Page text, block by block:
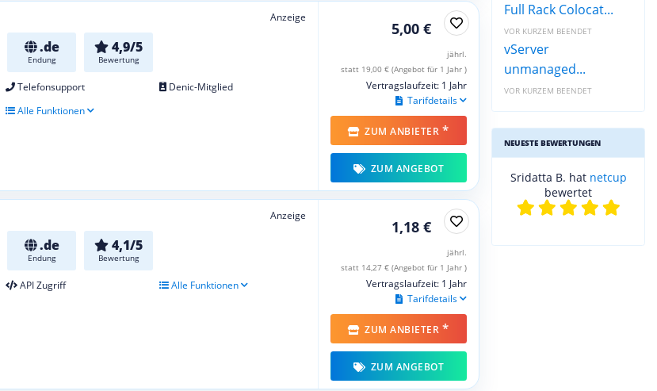
Anzeige
.de
Endung
4,9/5
Bewertung
Telefonsupport
Denic-Mitglied
Alle Funktionen
5,00 €
jährl.
statt 19,00 € (Angebot für 1 Jahr )
Vertragslaufzeit: 1 Jahr
Tarifdetails
ZUM ANBIETER *
ZUM ANGEBOT
Anzeige
.de
Endung
4,1/5
Bewertung
API Zugriff Alle Funktionen
1,18 €
jährl.
statt 14,27 € (Angebot für 1 Jahr )
Vertragslaufzeit: 1 Jahr
Tarifdetails
ZUM ANBIETER *
ZUM ANGEBOT
Full Rack Colocat...
VOR KURZEM BEENDET
vServer
unmanaged...
VOR KURZEM BEENDET
NEUESTE BEWERTUNGEN
Sridatta B. hat netcup
bewertet